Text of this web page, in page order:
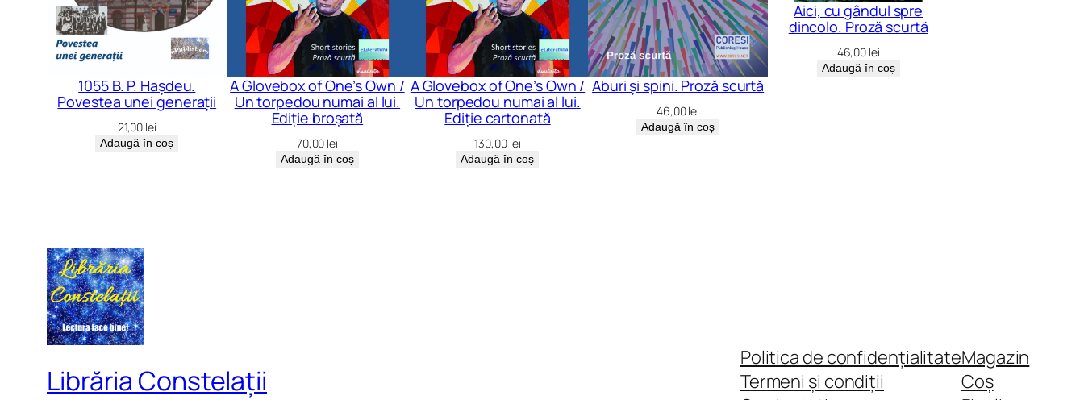
1055 B. P. Hașdeu.
Povestea unei generații
21,00 lei
Adaugă în coș
A Glovebox of One’s Own /
Un torpedou numai al lui.
Ediție broșată
70,00 lei
Adaugă în coș
A Glovebox of One’s Own /
Un torpedou numai al lui.
Ediție cartonată
130,00 lei
Adaugă în coș
Aburi și spini. Proză scurtă
46,00lei
Adaugă în coș
Aici, cu gândul spre
dincolo. Proză scurtă
46,00 lei
Adaugă în coș
Librăria Constelații
Politica de confidențialitate
Termeni și condiții
Magazin
Coș